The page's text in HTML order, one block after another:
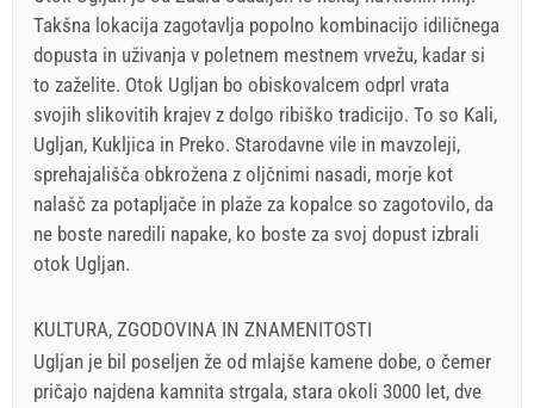
Takšna lokacija zagotavlja popolno kombinacijo idiličnega
dopusta in uživanja v poletnem mestnem vrvežu, kadar si
to zaželite. Otok Ugljan bo obiskovalcem odprl vrata
svojih slikovitih krajev z dolgo ribiško tradicijo. To so Kali,
Ugljan, Kukljica in Preko. Starodavne vile in mavzoleji,
sprehajališča obkrožena z oljčnimi nasadi, morje kot
nalašč za potapljače in plaže za kopalce so zagotovilo, da
ne boste naredili napake, ko boste za svoj dopust izbrali
otok Ugljan.
KULTURA, ZGODOVINA IN ZNAMENITOSTI
Ugljan je bil poseljen že od mlajše kamene dobe, o čemer
pričajo najdena kamnita strgala, stara okoli 3000 let, dve